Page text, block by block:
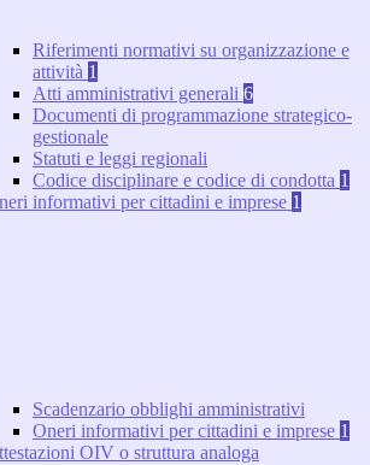
Riferimenti normativi su organizzazione e
attività 1
Atti amministrativi generali 6
Documenti di programmazione strategico-
gestionale
Statuti e leggi regionali
Codice disciplinare e codice di condotta 1
informativi per cittadini e imprese 1
Scadenzario obblighi amministrativi
Oneri informativi per cittadini e imprese 1
OIV o struttura analoga